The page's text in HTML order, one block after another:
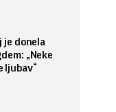
je donela
„Neke
ljubav“